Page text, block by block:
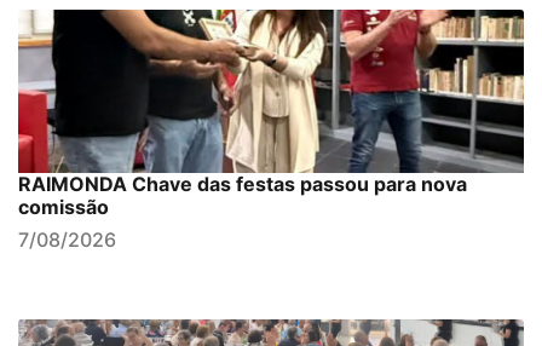
RAIMONDA Chave das festas passou para nova
comissão
7/08/2026